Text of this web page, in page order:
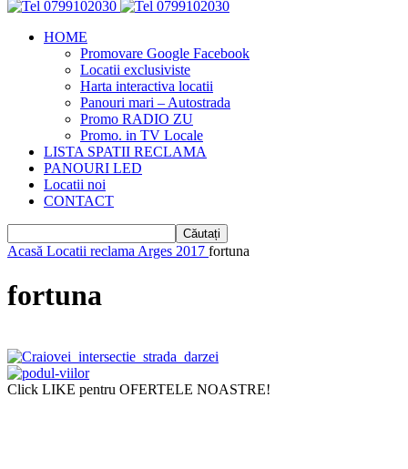
HOME
Promovare Google Facebook
Locatii exclusiviste
Harta interactiva locatii
Panouri mari – Autostrada
Promo RADIO ZU
Promo. in TV Locale
LISTA SPATII RECLAMA
PANOURI LED
Locatii noi
CONTACT
Acasă Locatii reclama Arges 2017 fortuna
fortuna
Click LIKE pentru OFERTELE NOASTRE!